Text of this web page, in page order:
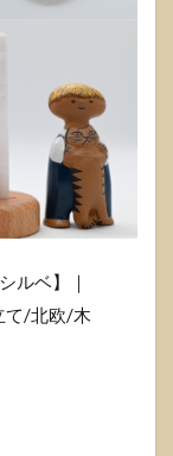
ルベ】｜
て/北欧/木